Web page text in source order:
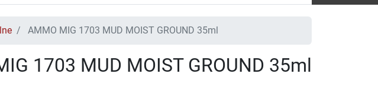
AMMO MIG 1703 MUD MOIST GROUND 35ml
1703 MUD MOIST GROUND 35ml